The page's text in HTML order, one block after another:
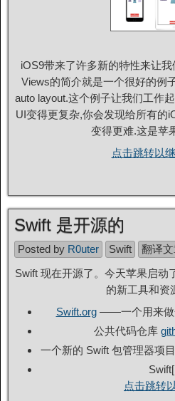
iOS9带来了许多新的特性来让
Views的简介就是一个很好的例
auto layout.这个例子让我们工作
UI变得更复杂,你会发现给所有的
变得更难.这是
点击跳转以
Swift 是开源的
Posted by R0uter Swift
翻译
Swift 现在开源了。今天苹果启动
的新工具和资
Swift.org——一个用来做
公共代码仓库
一个新的 Swift 包管理器项
点击跳转